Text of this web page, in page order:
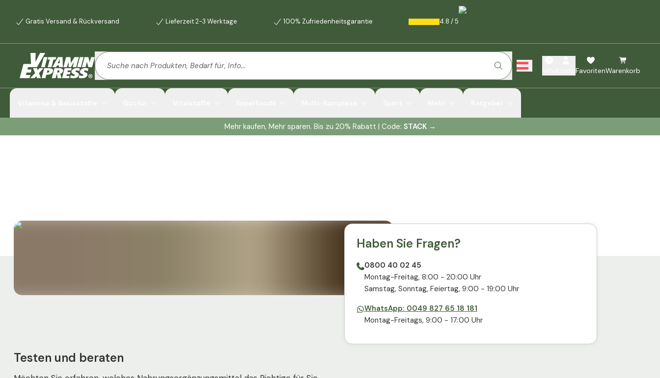
Gratis Versand & Rückversand Lieferzeit 2-3 Werktage 100% Zufriedenheitsgarantie 4.8 /5
FavoritenWarenkorb
Mehr kaufen, Mehr sparen. Bis zu 20% Rabatt | Code: STACK →
Haben Sie Fragen?
0800 40 02 45
⁠Montag-Freitag, 8:00 - 20:00 Uhr
⁠Samstag, Sonntag, Feiertag, 9:00 - 19:00 Uhr
WhatsApp: 0049 827 65 18 181
Montag-Freitags, 9:00 - 17:00 Uhr
Testen und beraten